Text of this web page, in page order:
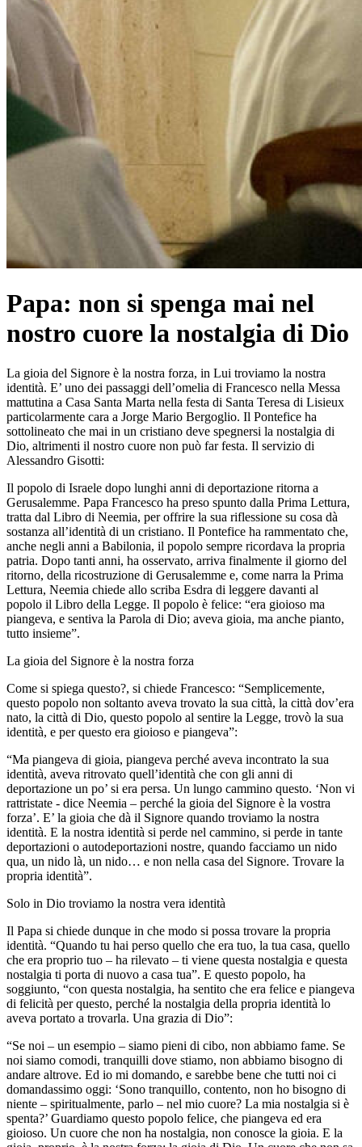
Papa: non si spenga mai nel
nostro cuore la nostalgia di Dio
La gioia del Signore è la nostra forza, in Lui troviamo la nostra
identità. E’ uno dei passaggi dell’omelia di Francesco nella Messa
mattutina a Casa Santa Marta nella festa di Santa Teresa di Lisieux
particolarmente cara a Jorge Mario Bergoglio. Il Pontefice ha
sottolineato che mai in un cristiano deve spegnersi la nostalgia di
Dio, altrimenti il nostro cuore non può far festa. Il servizio di
Alessandro Gisotti:
Il popolo di Israele dopo lunghi anni di deportazione ritorna a
Gerusalemme. Papa Francesco ha preso spunto dalla Prima Lettura,
tratta dal Libro di Neemia, per offrire la sua riflessione su cosa dà
sostanza all’identità di un cristiano. Il Pontefice ha rammentato che,
anche negli anni a Babilonia, il popolo sempre ricordava la propria
patria. Dopo tanti anni, ha osservato, arriva finalmente il giorno del
ritorno, della ricostruzione di Gerusalemme e, come narra la Prima
Lettura, Neemia chiede allo scriba Esdra di leggere davanti al
popolo il Libro della Legge. Il popolo è felice: “era gioioso ma
piangeva, e sentiva la Parola di Dio; aveva gioia, ma anche pianto,
tutto insieme”.
La gioia del Signore è la nostra forza
Come si spiega questo?, si chiede Francesco: “Semplicemente,
questo popolo non soltanto aveva trovato la sua città, la città dov’era
nato, la città di Dio, questo popolo al sentire la Legge, trovò la sua
identità, e per questo era gioioso e piangeva”:
“Ma piangeva di gioia, piangeva perché aveva incontrato la sua
identità, aveva ritrovato quell’identità che con gli anni di
deportazione un po’ si era persa. Un lungo cammino questo. ‘Non vi
rattristate - dice Neemia – perché la gioia del Signore è la vostra
forza’. E’ la gioia che dà il Signore quando troviamo la nostra
identità. E la nostra identità si perde nel cammino, si perde in tante
deportazioni o autodeportazioni nostre, quando facciamo un nido
qua, un nido là, un nido… e non nella casa del Signore. Trovare la
propria identità”.
Solo in Dio troviamo la nostra vera identità
Il Papa si chiede dunque in che modo si possa trovare la propria
identità. “Quando tu hai perso quello che era tuo, la tua casa, quello
che era proprio tuo – ha rilevato – ti viene questa nostalgia e questa
nostalgia ti porta di nuovo a casa tua”. E questo popolo, ha
soggiunto, “con questa nostalgia, ha sentito che era felice e piangeva
di felicità per questo, perché la nostalgia della propria identità lo
aveva portato a trovarla. Una grazia di Dio”:
“Se noi – un esempio – siamo pieni di cibo, non abbiamo fame. Se
noi siamo comodi, tranquilli dove stiamo, non abbiamo bisogno di
andare altrove. Ed io mi domando, e sarebbe bene che tutti noi ci
domandassimo oggi: ‘Sono tranquillo, contento, non ho bisogno di
niente – spiritualmente, parlo – nel mio cuore? La mia nostalgia si è
spenta?’ Guardiamo questo popolo felice, che piangeva ed era
gioioso. Un cuore che non ha nostalgia, non conosce la gioia. E la